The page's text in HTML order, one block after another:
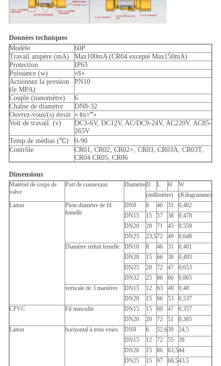
Données techniques
Modèle
60P
Travail ampère (mA)
Max100mA (CR04 excepté Max150mA)
Protection
IP65
Puissance (w)
<5>
Actionnez la pression
(le MPA)
PN10
Couple (nanomètre)
6
Chaîne de diamètre
DN8-32
Ouvrez-vous/(s) étroit < 8s="">
Volt de travail. (v)
DC3-6V, DC12V, AC/DC9-24V, AC220V, AC85-
265V
Temp de médias (℃)
0-90
Contrôle
CR01, CR02, CR02+, CR03, CR03A, CR03T,
CR04 CR05, CR06
Dimensions
Matériel de corps de
valve
Port de connexion DiamètreD L H
W
(millimètre)
(Kilogramme)
Laiton
Plein diamètre de fil
femelle
DN8 8 46 31
0,402
DN15
15 57 38
0,478
DN20
20 71 45
0,559
DN25
23,572 49
0,648
Diamètre réduit femelle
DN10 8 46 31
0,401
DN20
15 66 38
0,493
DN25
20 72 47
0,653
DN32
25 86 60
0,865
verticale de 3 manières
DN15 12 63 49
0,48
DN20
15 66 53
0,537
CPVC
Fil masculin DN15 15 60 47
0,357
DN20
20 72 51
0,385
Laiton
horizontal à trois voies DN8 6 52,639
24,5
DN15
12 72 55
39
DN20
15 86 63,544
DN25
15 97 68,543,5